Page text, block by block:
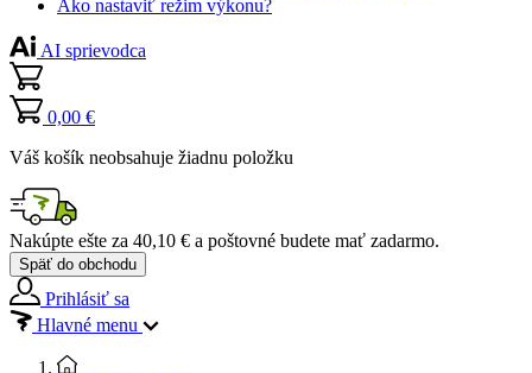
Ako nastaviť režim výkonu?
AI sprievodca
0,00 €
Váš košík neobsahuje žiadnu položku
Nakúpte ešte za 40,10 € a poštovné budete mať zadarmo.
Späť do obchodu
Prihlásiť sa
Hlavné menu